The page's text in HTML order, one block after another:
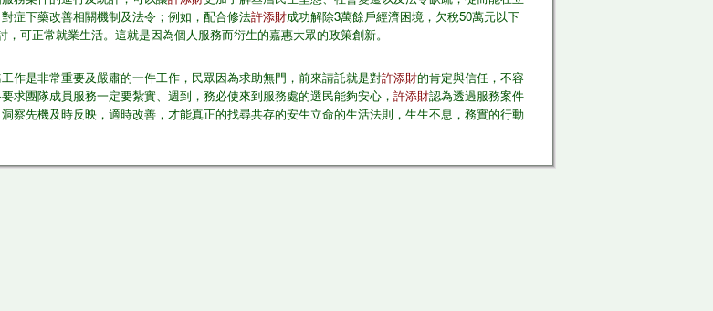
症下藥改善相關機制​及法令；例如，配合修法許添財成功解除3萬餘戶經濟困境，欠稅5​0萬元以下
，可正常就業生活。這就是因為個​人服務而衍生的嘉惠大眾的政策創新。
作是非常重要及嚴肅的一件工作，民眾因為求​助無門，前來請託就是對許添財的肯定與信任，不容
求團隊成員服務一定要紮實、週到，務必使來到服務處的選民​能夠安心， 許添財認為透過服務案件
察先機及​時反映，適時改善，才能真正的找尋共存的安生立命的生活法則，生​生不息，務實的行動